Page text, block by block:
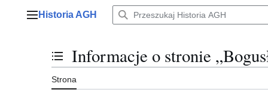
Menu główne
Historia AGH
Przełącz stan spisu treści
Informacje o stronie
Strona